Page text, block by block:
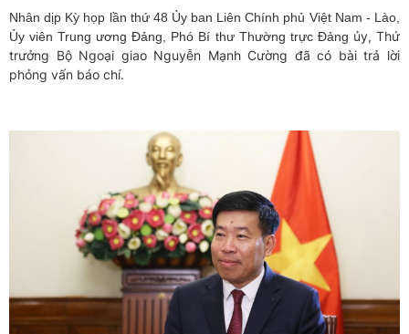
Nhân dịp Kỳ họp lần thứ 48 Ủy ban Liên Chính phủ Việt Nam - Lào,
Ủy viên Trung ương Đảng, Phó Bí thư Thường trực Đảng ủy, Thứ
trưởng Bộ Ngoại giao Nguyễn Mạnh Cường đã có bài trả lời
phỏng vấn báo chí.